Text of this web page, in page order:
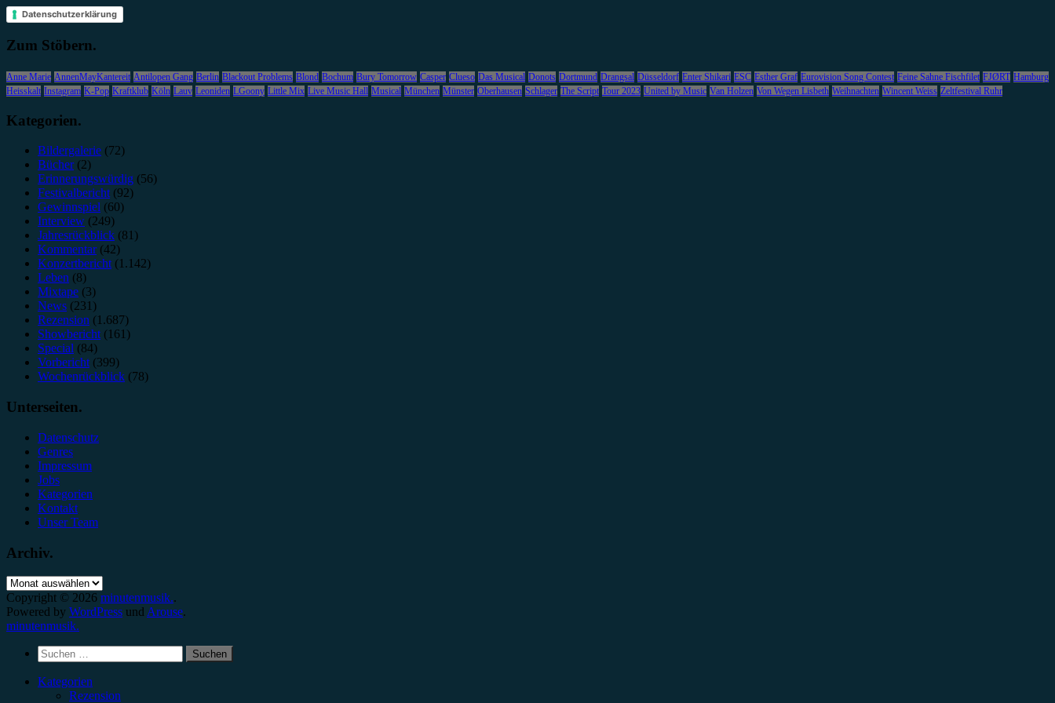
Datenschutzerklärung
Zum Stöbern.
Anne Marie AnnenMayKantereit Antilopen Gang Berlin Blackout Problems Blond Bochum Bury Tomorrow Casper Clueso Das Musical Donots Dortmund Drangsal Düsseldorf Enter Shikari ESC Esther Graf Eurovision Song Contest Feine Sahne Fischfilet FJØRT Hamburg
Heisskalt Instagram K-Pop Kraftklub Köln Lauv Leoniden LGoony Little Mix Live Music Hall Musical München Münster Oberhausen Schlager The Script Tour 2023 United by Music Van Holzen Von Wegen Lisbeth Weihnachten Wincent Weiss Zeltfestival Ruhr
Kategorien.
Bildergalerie (72)
Bücher(2)
Erinnerungswürdig (56)
Festivalbericht(92)
Gewinnspiel (60)
Interview (249)
Jahresrückblick (81)
Kommentar(42)
Konzertbericht(1.142)
Leben (8)
Mixtape (3)
News (231)
Rezension (1.687)
Showbericht(161)
Special (84)
Vorbericht(399)
Wochenrückblick (78)
Unterseiten.
Datenschutz
Genres
Impressum
Jobs
Kategorien
Kontakt
Unser Team
Archiv.
Archiv.
Copyright © 2026 minutenmusik..
Powered by WordPress und Arouse.
minutenmusik.
Suchen
nach:
Kategorien
Rezension